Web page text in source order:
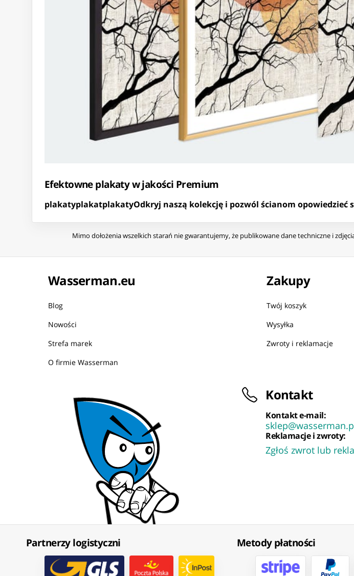
Efektowne plakaty w jakości Premium
plakatyplakatplakatyOdkryj naszą kolekcję i pozwól ścianom opowiedzieć
Mimo dołożenia wszelkich starań nie gwarantujemy, że publikowane dane techniczne i
Wasserman.eu
Blog
Nowości
Strefa marek
O firmie Wasserman
Zakupy
Twój koszyk
Wysyłka
Zwroty i reklamacje
Kontakt
Kontakt e-mail:
Reklamacje i zwroty:
Zgłoś zwrot lub
Partnerzy logistyczni Metody płatności